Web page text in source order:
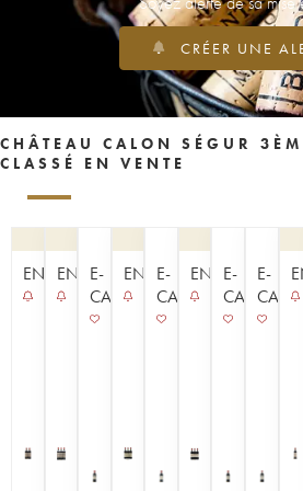
CRÉER UNE
CHÂTEAU CALON SÉGUR
CLASSÉ EN VENTE
ENCHÈREENCHÈRE
E-
CAVISTE
ENCHÈRE
E-
CAVISTE
ENCHÈRE
E-
CAVISTE
E-